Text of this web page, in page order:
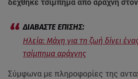
δέχθηκε τσίμπημα από αράχνη στον
Ηλεία: Μάχη για τη ζωή δίνει
τσίμπημα αράχνης
Σύμφωνα με πληροφορίες της